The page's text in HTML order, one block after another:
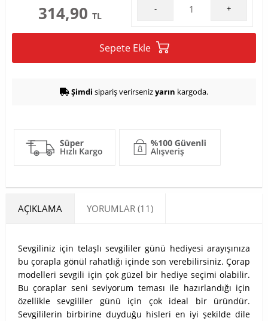
314,90 TL
- +
Sepete Ekle
Şimdi sipariş verirsenizyarın kargoda.
AÇIKLAMA YORUMLAR (11)
Sevgiliniz için telaşlı sevgililer günü hediyesi arayışınıza
bu çorapla gönül rahatlığı içinde son verebilirsiniz. Çorap
modelleri sevgili için çok güzel bir hediye seçimi olabilir.
Bu çoraplar seni seviyorum teması ile hazırlandığı için
özellikle sevgililer günü için çok ideal bir üründür.
Sevgililerin birbirine duyduğu hisleri en iyi şekilde dile